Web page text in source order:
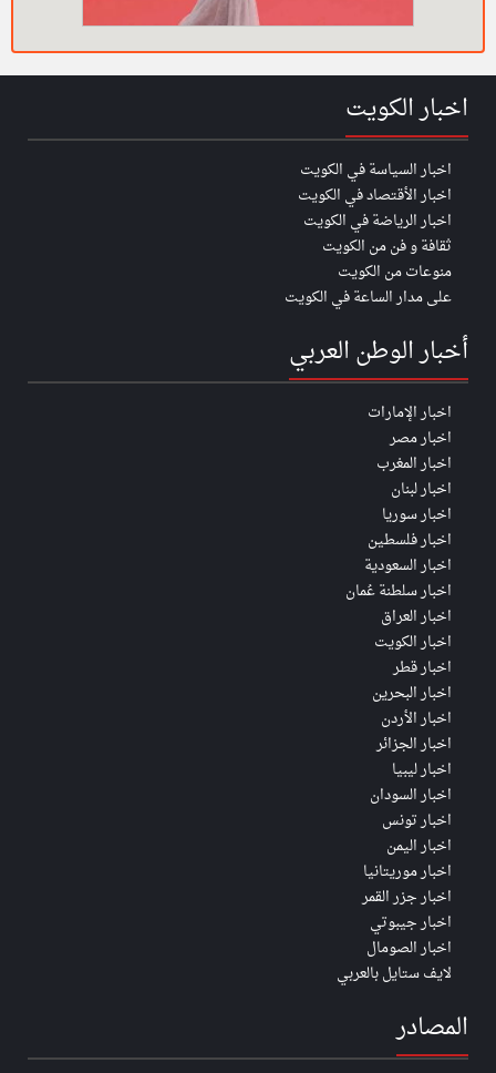
اخبار الكويت
اخبار السياسة في الكويت
اخبار الأقتصاد في الكويت
اخبار الرياضة في الكويت
ثقافة و فن من الكويت
منوعات من الكويت
على مدار الساعة في الكويت
أخبار الوطن العربي
اخبار الإمارات
اخبار مصر
اخبار المغرب
اخبار لبنان
اخبار سوريا
اخبار فلسطين
اخبار السعودية
اخبار سلطنة عُمان
اخبار العراق
اخبار الكويت
اخبار قطر
اخبار البحرين
اخبار الأردن
اخبار الجزائر
اخبار ليبيا
اخبار السودان
اخبار تونس
اخبار اليمن
اخبار موريتانيا
اخبار جزر القمر
اخبار جيبوتي
اخبار الصومال
لايف ستايل بالعربي
المصادر